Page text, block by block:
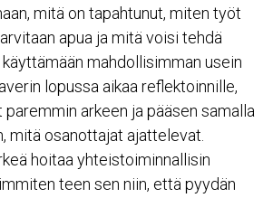
mitä on tapahtunut, miten työt
apua ja mitä voisi tehdä
mahdollisimman usein
lopussa aikaa reflektoinnille,
arkeen ja pääsen samalla
mitä osanottajat ajattelevat.
hoitaa yhteistoiminnallisin
teen sen niin, että pyydän